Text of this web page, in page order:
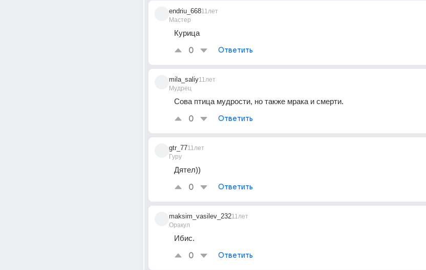
endriu_668
Мастер
11лет
Курица
0 Ответить
mila_saliy
Мудрец
11лет
Сова птица мудрости, но также мрака и смерти.
0 Ответить
gtr_77
Гуру
11лет
Дятел))
0 Ответить
maksim_vasilev_232
Оракул
11лет
Ибис.
0 Ответить